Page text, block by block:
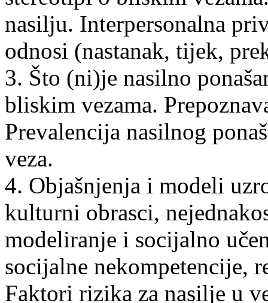
nasilju. Interpersonalna
odnosi (nastanak, tijek,
3. Što (ni)je nasilno
bliskim vezama.
Prevalencija nasilnog
veza.
4. Objašnjenja i modeli
kulturni obrasci,
modeliranje i socijalno
socijalne nekompetencije,
Faktori rizika za nasilje u